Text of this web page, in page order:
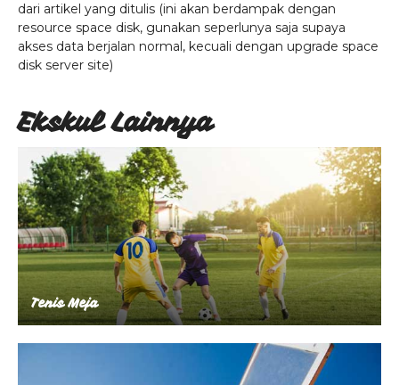
dari artikel yang ditulis (ini akan berdampak dengan
resource space disk, gunakan seperlunya saja supaya
akses data berjalan normal, kecuali dengan upgrade space
disk server site)
Ekskul Lainnya
Tenis Meja